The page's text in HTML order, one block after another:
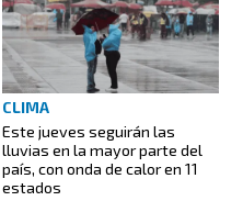
CLIMA
Este jueves seguirán las
lluvias en la mayor parte del
país, con onda de calor en 11
estados